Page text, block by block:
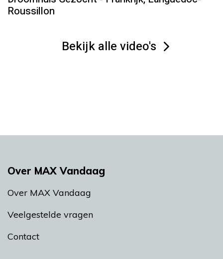
Roussillon
Bekijk alle video's
Over MAX Vandaag
Over MAX Vandaag
Veelgestelde vragen
Contact